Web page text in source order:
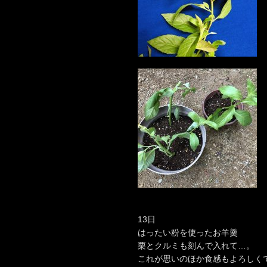
13日
はったい粉を使ったお羊羹
栗とクルミも刻んで入れて…。
これが思いのほか食感もよろしく